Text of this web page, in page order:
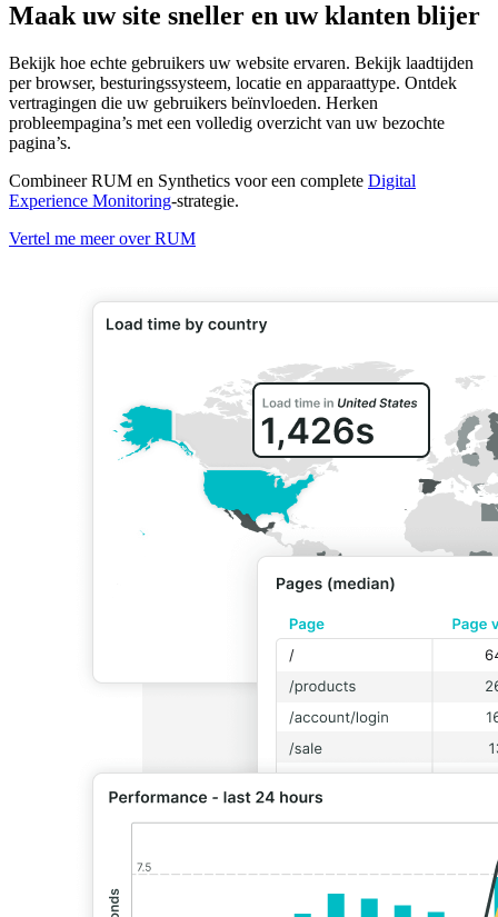
Maak uw site sneller en uw klanten blijer
Bekijk hoe echte gebruikers uw website ervaren. Bekijk laadtijden
per browser, besturingssysteem, locatie en apparaattype. Ontdek
vertragingen die uw gebruikers beïnvloeden. Herken
probleempagina’s met een volledig overzicht van uw bezochte
pagina’s.
Combineer RUM en Synthetics voor een complete Digital
Experience Monitoring-strategie.
Vertel me meer over RUM